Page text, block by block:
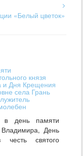
«Белый цветок»
князя
и Дня Крещения
села Грань
день памяти
Владимира, День
святого